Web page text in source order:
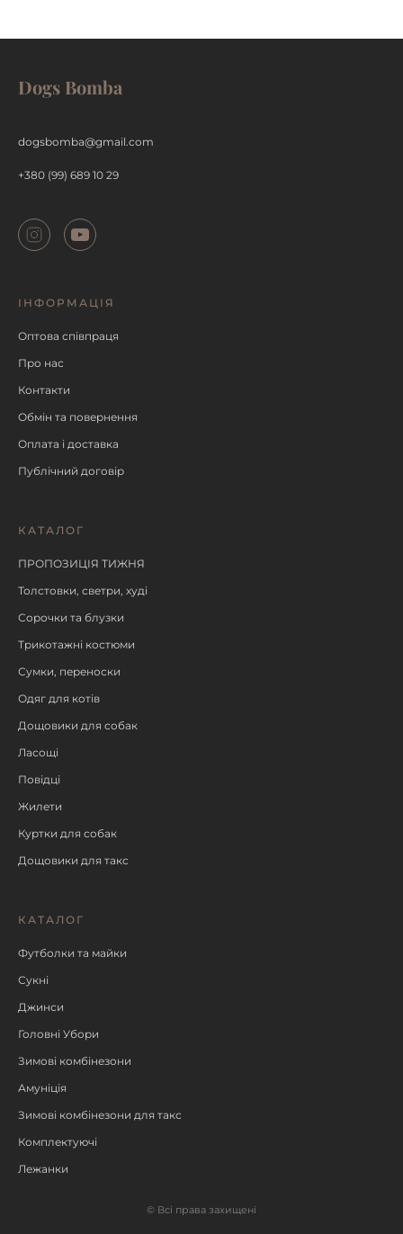
Dogs Bomba
dogsbomba@gmail.com
+380 (99) 689 10 29
ІНФОРМАЦІЯ
Оптова співпраця
Про нас
Контакти
Обмін та повернення
Оплата і доставка
Публічний договір
КАТАЛОГ
ПРОПОЗИЦІЯ ТИЖНЯ
Толстовки, светри, худі
Сорочки та блузки
Трикотажні костюми
Сумки, переноски
Одяг для котів
Дощовики для собак
Ласощі
Повідці
Жилети
Куртки для собак
Дощовики для такс
КАТАЛОГ
Футболки та майки
Сукні
Джинси
Головні Убори
Зимові комбінезони
Амуніція
Зимові комбінезони для такс
Комплектуючі
Лежанки
© Всі права захищені